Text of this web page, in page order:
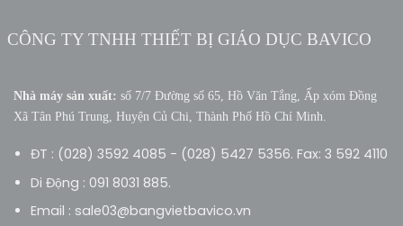
CÔNG TY TNHH THIẾT BỊ GIÁO DỤC BAVICO
Nhà máy sản xuất: số 7/7 Đường số 65, Hồ Văn Tắng, Ấp xóm Đồng
Xã Tân Phú Trung, Huyện Củ Chi, Thành Phố Hồ Chí Minh.
ĐT : (028) 3592 4085 - (028) 5427 5356. Fax: 3 592 4110
Di Động : 091 8031 885.
Email : sale03@bangvietbavico.vn